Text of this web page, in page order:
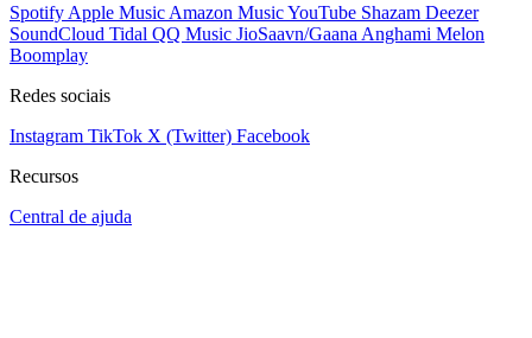
Spotify Apple Music Amazon MusicYouTube Shazam Deezer
SoundCloud Tidal QQ Music JioSaavn/Gaana Anghami Melon
Boomplay
Redes sociais
Instagram TikTok X (Twitter) Facebook
Recursos
Central de ajuda